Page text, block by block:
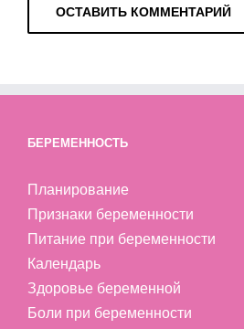
БЕРЕМЕННОСТЬ
Планирование
Признаки беременности
Питание при беременности
Календарь
Здоровье беременной
Боли при беременности